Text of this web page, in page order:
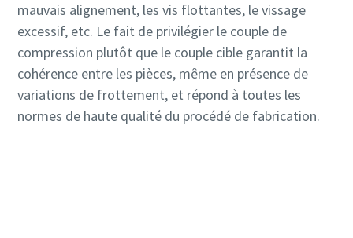
mauvais alignement, les vis flottantes, le vissage
excessif, etc. Le fait de privilégier le couple de
compression plutôt que le couple cible garantit la
cohérence entre les pièces, même en présence de
variations de frottement, et répond à toutes les
normes de haute qualité du procédé de fabrication.